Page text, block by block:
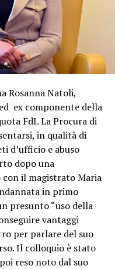
Rosanna Natoli,
ex componente della
FdI. La Procura di
in qualità di
d’ufficio e abuso
dopo una
il magistrato Maria
in primo
presunto “uso della
vantaggi
per parlare del suo
Il colloquio è stato
reso noto dal suo